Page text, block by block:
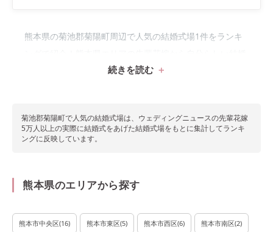
熊本県の菊池郡菊陽町周辺で人気の結婚式場1件をランキ
続きを読む
菊池郡菊陽町で人気の結婚式場は、ウェディングニュースの先輩花嫁
5万人以上の実際に結婚式をあげた結婚式場をもとに集計してランキ
ングに反映しています。
熊本県のエリアから探す
熊本市中央区(16) 熊本市東区(5) 熊本市西区(6) 熊本市南区(2)